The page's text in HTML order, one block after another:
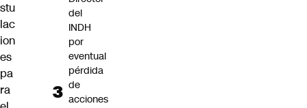
stu
lac
ion
es
pa
ra
del
INDH
por
eventual
pérdida
de
acciones